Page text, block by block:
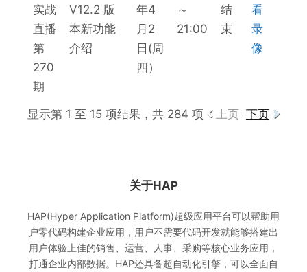
实战
直播
第
270
期
V12.2 版
本新功能
介绍
年4
月2
日(周
四）
～
21:00
结
束
看
录
像
显示第 1 至 15 项结果，共 284 项 上页 下页
关于HAP
HAP(Hyper Application Platform)超级应用平台可以帮助用
户零代码构建企业应用，用户不需要代码开发就能够搭建出
用户体验上佳的销售、运营、人事、采购等核心业务应用，
打通企业内部数据。HAP还具备超自动化引擎，可以全面自